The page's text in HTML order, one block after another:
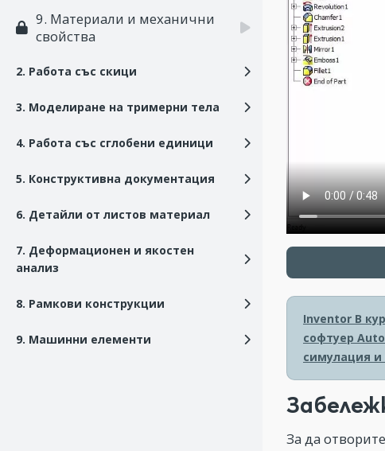
9. Материали и механични
свойства
2. Работа със скици
3. Моделиране на тримерни тела
4. Работа със сглобени единици
5. Конструктивна документация
6. Детайли от листов материал
7. Деформационен и якостен
анализ
8. Рамкови конструкции
9. Машинни елементи
Inventor В
софтуер
симулация
За да